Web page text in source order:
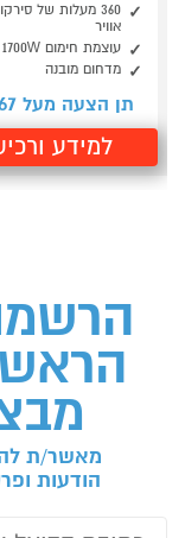
360 מעלות של
אוויר
עוצמת חימום 1700W
מדחום מובנה
תן הצעה מעל ₪
למידע
מאשר/ת
הודעות